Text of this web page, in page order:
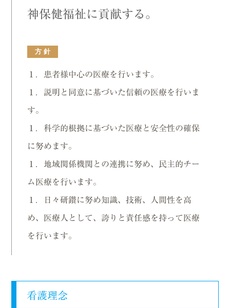
神保健福祉に貢献する。
方 針
１．患者様中心の医療を行います。
１．説明と同意に基づいた信頼の医療を行いま
す。
１．科学的根拠に基づいた医療と安全性の確保
に努めます。
１．地域関係機関との連携に努め、民主的チー
ム医療を行います。
１．日々研鑚に努め知識、技術、人間性を高
め、医療人として、誇りと責任感を持って医療
を行います。
看護理念